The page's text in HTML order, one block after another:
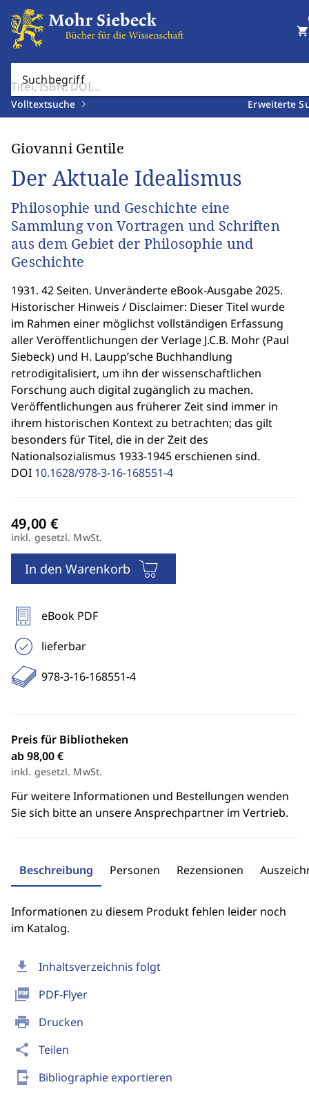
Suchbegriff
Volltextsuche Erweiterte
shopping_cart
download Inhaltsverzeichnis folgt
picture_as_pdf PDF-Flyer
print Drucken
share Teilen
send_to_mobile Bibliographie exportieren
Giovanni Gentile
Der Aktuale Idealismus
Philosophie und Geschichte eine
Sammlung von Vortragen und Schriften
aus dem Gebiet der Philosophie und
Geschichte
1931. 42 Seiten. Unveränderte eBook-Ausgabe 2025.
Historischer Hinweis / Disclaimer: Dieser Titel wurde
im Rahmen einer möglichst vollständigen Erfassung
aller Veröffentlichungen der Verlage J.C.B. Mohr (Paul
Siebeck) und H. Laupp’sche Buchhandlung
retrodigitalisiert, um ihn der wissenschaftlichen
Forschung auch digital zugänglich zu machen.
Veröffentlichungen aus früherer Zeit sind immer in
ihrem historischen Kontext zu betrachten; das gilt
besonders für Titel, die in der Zeit des
Nationalsozialismus 1933-1945 erschienen sind.
DOI 10.1628/978-3-16-168551-4
inkl. gesetzl. MwSt.
In den Warenkorb
eBook PDF
lieferbar
978-3-16-168551-4
Preis für Bibliotheken
ab 98,00 €
inkl. gesetzl. MwSt.
Für weitere Informationen und Bestellungen wenden
Sie sich bitte an unsere Ansprechpartner im Vertrieb.
Beschreibung Personen Rezensionen
Informationen zu diesem Produkt fehlen leider noch
im Katalog.